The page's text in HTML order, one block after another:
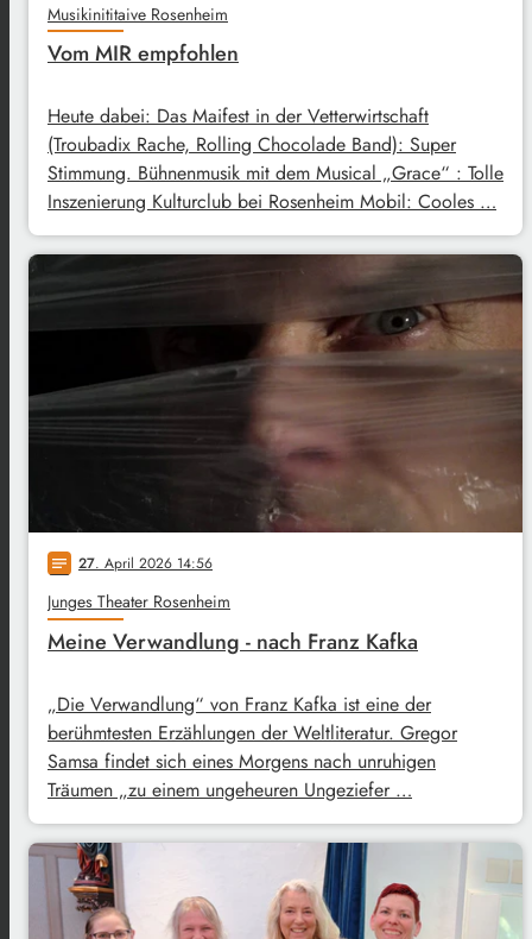
Musikinititaive Rosenheim
Vom MIR empfohlen
Heute dabei: Das Maifest in der Vetterwirtschaft
(Troubadix Rache, Rolling Chocolade Band): Super
Stimmung. Bühnenmusik mit dem Musical „Grace“ : Tolle
Inszenierung Kulturclub bei Rosenheim Mobil: Cooles …
notes 27. April 2026 14:56
Junges Theater Rosenheim
Meine Verwandlung - nach Franz Kafka
„Die Verwandlung“ von Franz Kafka ist eine der
berühmtesten Erzählungen der Weltliteratur. Gregor
Samsa findet sich eines Morgens nach unruhigen
Träumen „zu einem ungeheuren Ungeziefer …